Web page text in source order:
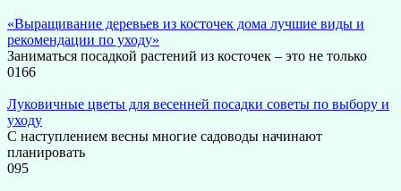
«Выращивание деревьев из косточек дома лучшие виды и
рекомендации по уходу»
Заниматься посадкой растений из косточек – это не только
0166
Луковичные цветы для весенней посадки советы по выбору и
уходу
С наступлением весны многие садоводы начинают
планировать
095